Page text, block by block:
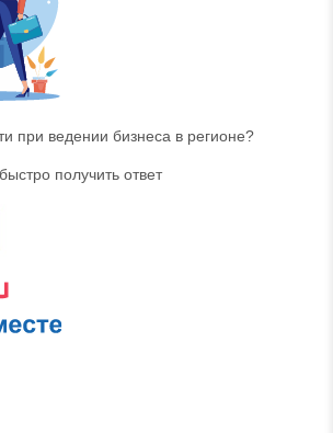
при ведении бизнеса в регионе?
получить ответ